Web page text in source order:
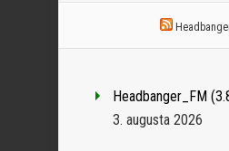
Headbanger_FM
3. augusta 2026